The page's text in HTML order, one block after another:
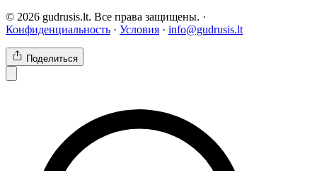
© 2026 gudrusis.lt. Все права защищены. ·
Конфиденциальность · Условия · info@gudrusis.lt
Поделиться